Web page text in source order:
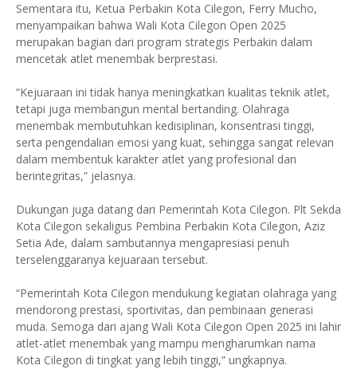
Sementara itu, Ketua Perbakin Kota Cilegon, Ferry Mucho,
menyampaikan bahwa Wali Kota Cilegon Open 2025
merupakan bagian dari program strategis Perbakin dalam
mencetak atlet menembak berprestasi.
“Kejuaraan ini tidak hanya meningkatkan kualitas teknik atlet,
tetapi juga membangun mental bertanding. Olahraga
menembak membutuhkan kedisiplinan, konsentrasi tinggi,
serta pengendalian emosi yang kuat, sehingga sangat relevan
dalam membentuk karakter atlet yang profesional dan
berintegritas,” jelasnya.
Dukungan juga datang dari Pemerintah Kota Cilegon. Plt Sekda
Kota Cilegon sekaligus Pembina Perbakin Kota Cilegon, Aziz
Setia Ade, dalam sambutannya mengapresiasi penuh
terselenggaranya kejuaraan tersebut.
“Pemerintah Kota Cilegon mendukung kegiatan olahraga yang
mendorong prestasi, sportivitas, dan pembinaan generasi
muda. Semoga dari ajang Wali Kota Cilegon Open 2025 ini lahir
atlet-atlet menembak yang mampu mengharumkan nama
Kota Cilegon di tingkat yang lebih tinggi,” ungkapnya.